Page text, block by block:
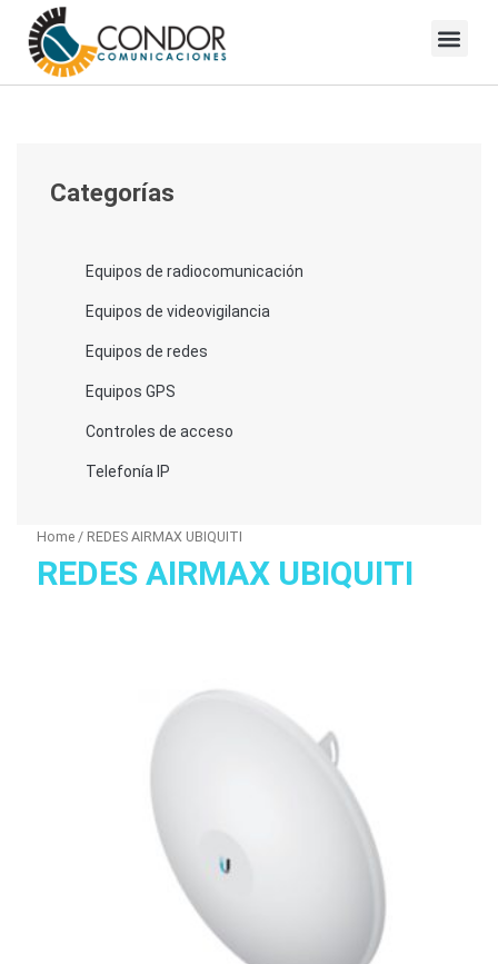
content
Categorías
Equipos de radiocomunicación
Equipos de videovigilancia
Equipos de redes
Equipos GPS
Controles de acceso
Telefonía IP
Home / REDES AIRMAX UBIQUITI
REDES AIRMAX UBIQUITI